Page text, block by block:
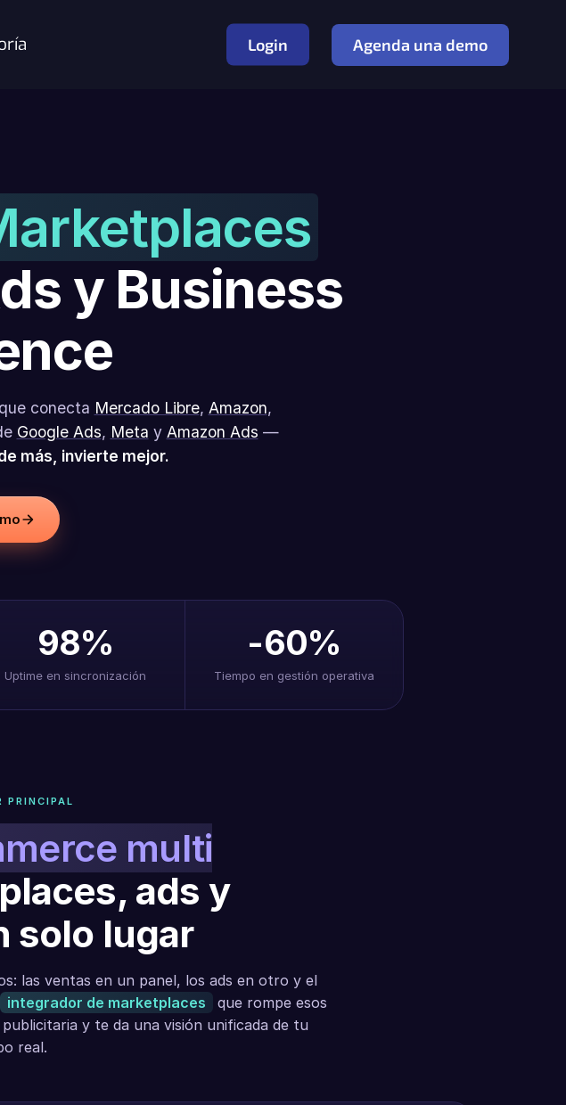
Login Agenda una demo
y Business
que conecta Mercado Libre, Amazon,
Google Ads, Meta y Amazon Ads —
más, invierte mejor.
98%
Uptime en sincronización
-60%
Tiempo en gestión operativa
PRINCIPAL
multi
ads y
solo lugar
las ventas en un panel, los ads en otro y el
integrador de marketplaces
que rompe esos
y te da una visión unificada de tu
real.